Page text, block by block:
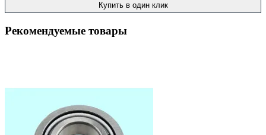
Купить в один клик
Рекомендуемые товары